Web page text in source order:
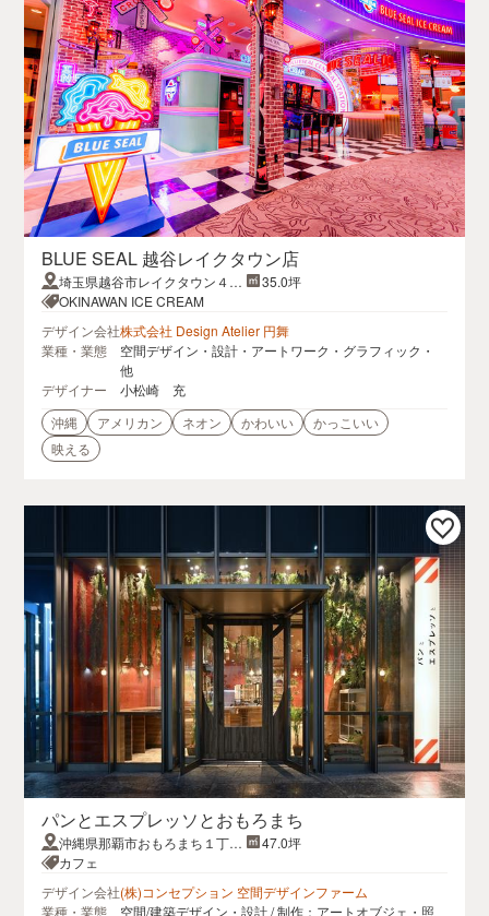
BLUE SEAL 越谷レイクタウン店
埼玉県越谷市レイクタウン４丁
目２−２レイクタウンKAZE-3F
35.0坪
OKINAWAN ICE CREAM
デザイン会社株式会社 Design Atelier 円舞
業種・業態
空間デザイン・設計・アートワーク・グラフィック・
他
デザイナー
小松崎 充
沖縄
アメリカン ネオン かわいい
かっこいい
映える
パンとエスプレッソとおもろまち
沖縄県那覇市おもろまち１丁目
１−１２ 新都心センタービル 1
47.0坪
カフェ
デザイン会社
(株)コンセプション 空間デザインファーム
業種・業態
空間/建築デザイン・設計 / 制作：アートオブジェ・照